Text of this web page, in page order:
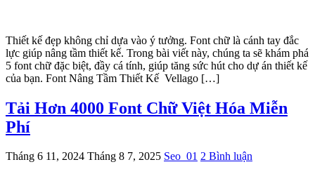
Thiết kế đẹp không chỉ dựa vào ý tưởng. Font chữ là cánh tay đắc
lực giúp nâng tầm thiết kế. Trong bài viết này, chúng ta sẽ khám phá
5 font chữ đặc biệt, đầy cá tính, giúp tăng sức hút cho dự án thiết kế
của bạn. Font Nâng Tầm Thiết Kế Vellago […]
Tải Hơn 4000 Font Chữ Việt Hóa Miễn
Phí
Tháng 6 11, 2024 Tháng 8 7, 2025 Seo_01 2 Bình luận